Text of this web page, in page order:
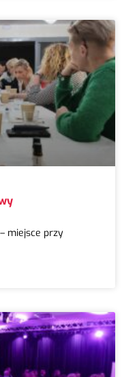
miejsce przy